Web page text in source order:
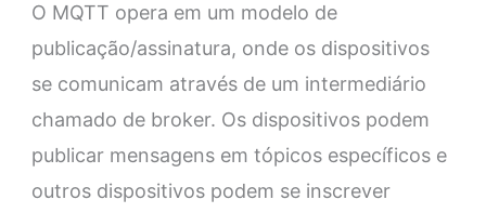
O MQTT opera em um modelo de
publicação/assinatura, onde os dispositivos
se comunicam através de um intermediário
chamado de broker. Os dispositivos podem
publicar mensagens em tópicos específicos e
outros dispositivos podem se inscrever